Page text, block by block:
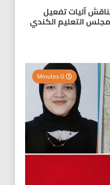
آليات تفعيل
مجلس التعليم الكندي